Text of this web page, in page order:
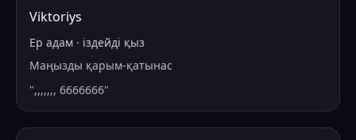
Viktoriys
Ер адам · іздейді қыз
Маңызды қарым-қатынас
",,,,,,, 6666666"